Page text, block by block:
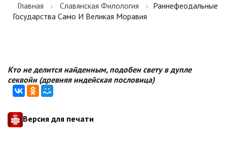
Главная Славянская Филология
Раннефеодальные
Государства Само И Великая Моравия
Кто не делится найденным, подобен свету в дупле
секвойи (древняя индейская пословица)
Версия для печати